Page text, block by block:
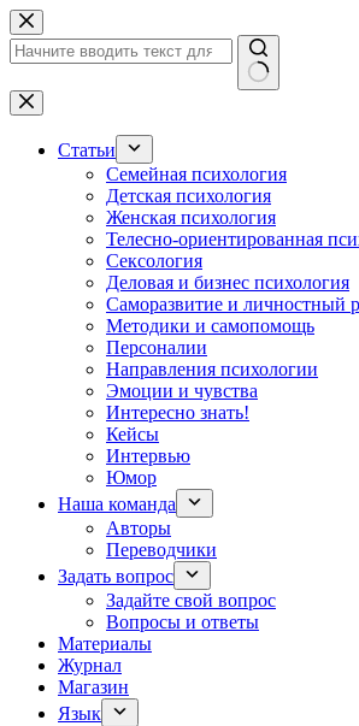
Перейти
к
сути
Ничего
не
найденоСтатьи
Семейная психология
Детская психология
Женская психология
Телесно-ориентированная
Сексология
Деловая и бизнес психология
Саморазвитие и личностный
Методики и самопомощь
Персоналии
Направления психологии
Эмоции и чувства
Интересно знать!
Кейсы
Интервью
Юмор
Наша команда
Авторы
Переводчики
Задать вопрос
Задайте свой вопрос
Вопросы и ответы
Материалы
Журнал
Магазин
Язык